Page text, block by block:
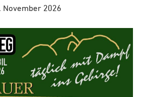
November 2026